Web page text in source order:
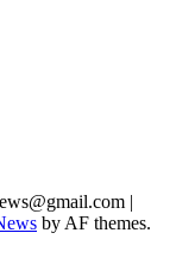
|
by AF themes.